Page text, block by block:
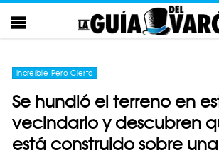
Increíble Pero Cierto
Se hundió el terreno en
vecindario y descubren
está construido sobre